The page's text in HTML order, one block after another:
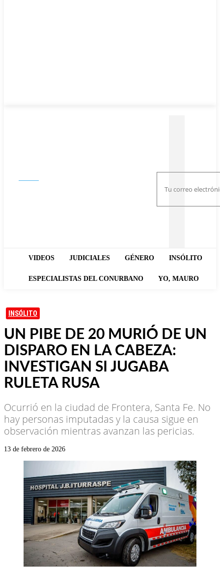
VIDEOS JUDICIALES GÉNERO INSÓLITO
ESPECIALISTAS DEL CONURBANO YO, MAURO
INSÓLITO
UN PIBE DE 20 MURIÓ DE UN
DISPARO EN LA CABEZA:
INVESTIGAN SI JUGABA
RULETA RUSA
Ocurrió en la ciudad de Frontera, Santa Fe. No
hay personas imputadas y la causa sigue en
observación mientras avanzan las pericias.
13 de febrero de 2026